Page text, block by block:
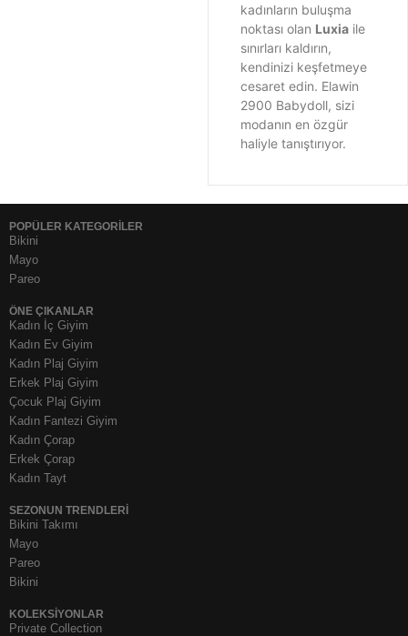
kadınların buluşma
noktası olan Luxia ile
sınırları kaldırın,
kendinizi keşfetmeye
cesaret edin. Elawin
2900 Babydoll, sizi
modanın en özgür
haliyle tanıştırıyor.
POPÜLER KATEGORİLER
Bikini
Mayo
Pareo
ÖNE ÇIKANLAR
Kadın İç Giyim
Kadın Ev Giyim
Kadın Plaj Giyim
Erkek Plaj Giyim
Çocuk Plaj Giyim
Kadın Fantezi Giyim
Kadın Çorap
Erkek Çorap
Kadın Tayt
SEZONUN TRENDLERI
Bikini Takımı
Mayo
Pareo
Bikini
KOLEKSIYONLAR
Private Collection